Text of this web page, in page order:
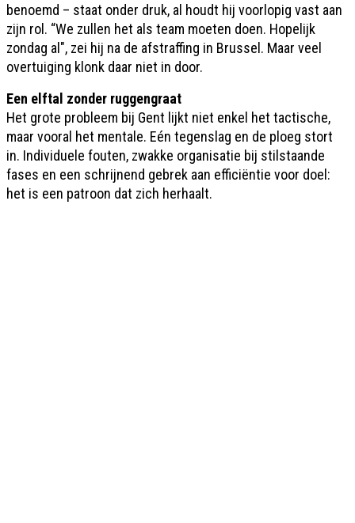
benoemd – staat onder druk, al houdt hij voorlopig vast aan
zijn rol. “We zullen het als team moeten doen. Hopelijk
zondag al", zei hij na de afstraffing in Brussel. Maar veel
overtuiging klonk daar niet in door.
Een elftal zonder ruggengraat
Het grote probleem bij Gent lijkt niet enkel het tactische,
maar vooral het mentale. Eén tegenslag en de ploeg stort
in. Individuele fouten, zwakke organisatie bij stilstaande
fases en een schrijnend gebrek aan efficiëntie voor doel:
het is een patroon dat zich herhaalt.